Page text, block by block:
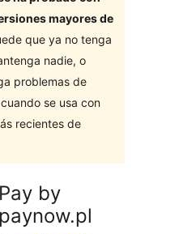
mayores de
que ya no tenga
nadie, o
problemas de
se usa con
recientes de
Pay by
paynow.pl